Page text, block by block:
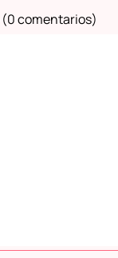
(0 comentarios)